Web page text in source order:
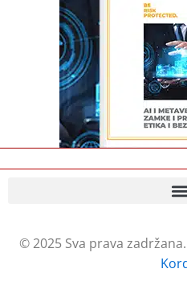
© 2025 Sva prava zadržana.